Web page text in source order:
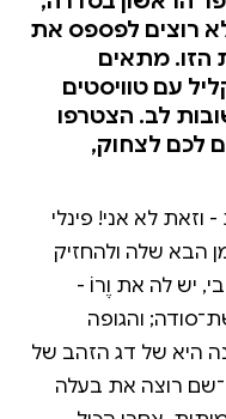
רוצים לפספס את
מתאים
עם טוויסטים
לב. הצטרפו
לכם לצחוק,
לא אני! פינלי
הבא שלה ולהחזיק
יש לה את וֶרוֹ -
והגופה
היא של דג הזהב של
רוצה את בעלה